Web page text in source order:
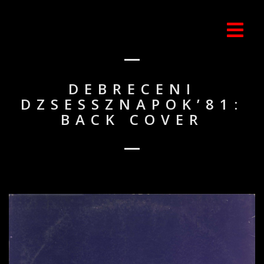
DEBRECENI
DZSESSZNAPOK’81:
BACK COVER